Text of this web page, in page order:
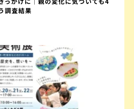
調査結果